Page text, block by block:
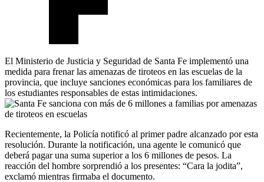
El Ministerio de Justicia y Seguridad de Santa Fe implementó una
medida para frenar las amenazas de tiroteos en las escuelas de la
provincia, que incluye sanciones económicas para los familiares de
los estudiantes responsables de estas intimidaciones.
Recientemente, la Policía notificó al primer padre alcanzado por esta
resolución. Durante la notificación, una agente le comunicó que
deberá pagar una suma superior a los 6 millones de pesos. La
reacción del hombre sorprendió a los presentes: “Cara la jodita”,
exclamó mientras firmaba el documento.